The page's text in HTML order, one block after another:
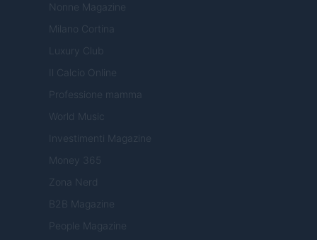
Nonne Magazine
Milano Cortina
Luxury Club
Il Calcio Online
Professione mamma
World Music
Investimenti Magazine
Money 365
Zona Nerd
B2B Magazine
People Magazine